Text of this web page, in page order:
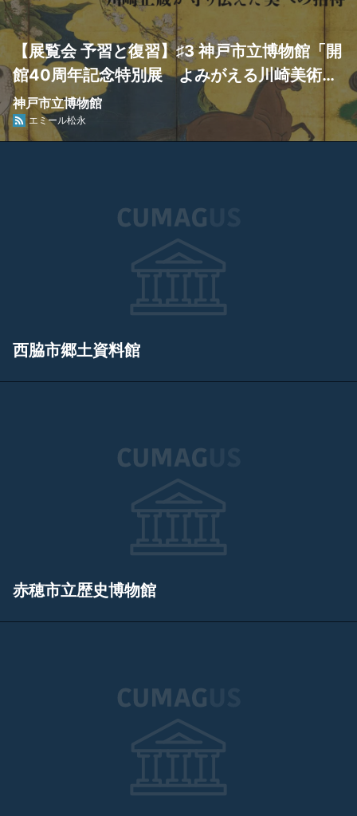
【展覧会 予習と復習】♯3 神戸市立博物館「開
館40周年記念特別展 よみがえる川崎美術館
―川崎正蔵が守り伝えた美への招待―」
神戸市立博物館
エミール松永
西脇市郷土資料館
赤穂市立歴史博物館